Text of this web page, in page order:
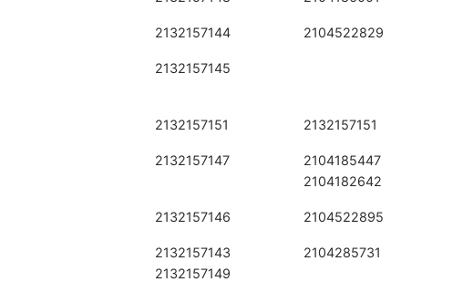
2132157144 2104522829
2132157145
2132157151 2132157151
2132157147
2104185447
2104182642
2132157146 2104522895
2132157143
2132157149
2104285731